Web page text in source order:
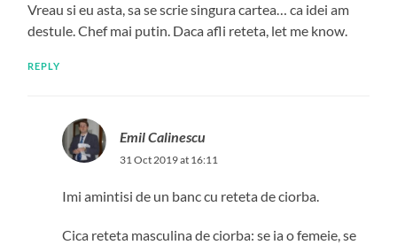
Vreau si eu asta, sa se scrie singura cartea… ca idei am
destule. Chef mai putin. Daca afli reteta, let me know.
REPLY
Emil Calinescu
31 Oct 2019 at 16:11
Imi amintisi de un banc cu reteta de ciorba.
Cica reteta masculina de ciorba: se ia o femeie, se